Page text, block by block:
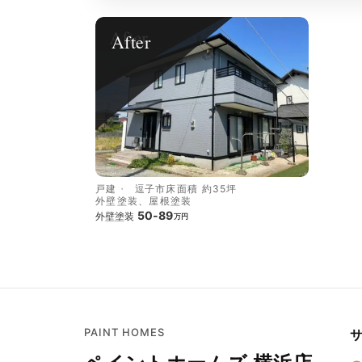
After
戸建 逗子市床面積 約35坪
外壁塗装、屋根塗装
外壁塗装 50-89万円
PAINT HOMES